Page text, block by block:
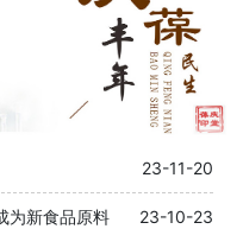
23-11-20
23-10-23
为新食品原料